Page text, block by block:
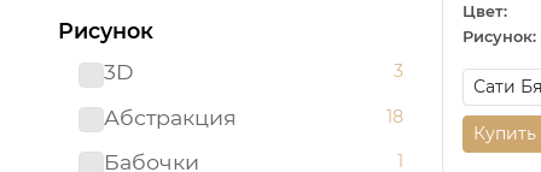
Красный
Ментоловый
Мятный
Рисунок
3D
3
Абстракция 18
Бабочки 1
Цвет:
Рисунок:
Купить